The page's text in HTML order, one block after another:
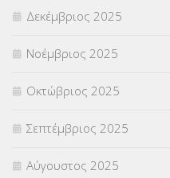
Δεκέμβριος 2025
Νοέμβριος 2025
Οκτώβριος 2025
Σεπτέμβριος 2025
Αύγουστος 2025